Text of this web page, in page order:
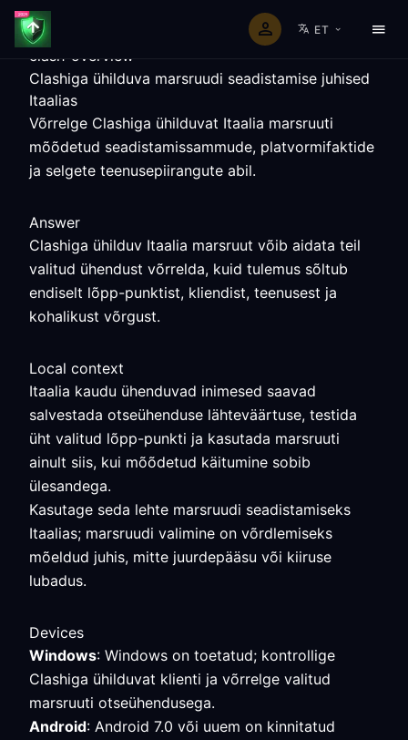
ET
clash-overview
Clashiga ühilduva marsruudi seadistamise juhised
Itaalias
Võrrelge Clashiga ühilduvat Itaalia marsruuti
mõõdetud seadistamissammude, platvormifaktide
ja selgete teenusepiirangute abil.
Answer
Clashiga ühilduv Itaalia marsruut võib aidata teil
valitud ühendust võrrelda, kuid tulemus sõltub
endiselt lõpp-punktist, kliendist, teenusest ja
kohalikust võrgust.
Local context
Itaalia kaudu ühenduvad inimesed saavad
salvestada otseühenduse lähteväärtuse, testida
üht valitud lõpp-punkti ja kasutada marsruuti
ainult siis, kui mõõdetud käitumine sobib
ülesandega.
Kasutage seda lehte marsruudi seadistamiseks
Itaalias; marsruudi valimine on võrdlemiseks
mõeldud juhis, mitte juurdepääsu või kiiruse
lubadus.
Devices
Windows: Windows on toetatud; kontrollige
Clashiga ühilduvat klienti ja võrrelge valitud
marsruuti otseühendusega.
Android: Android 7.0 või uuem on kinnitatud